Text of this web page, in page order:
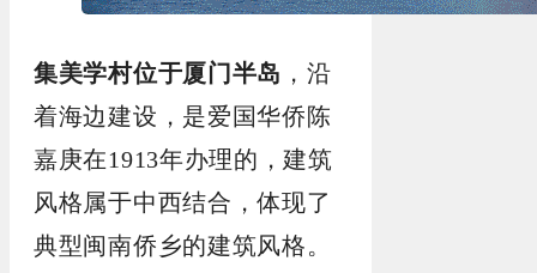
集美学村位于厦门半岛 ，沿
着海边建设，是爱国华侨陈
嘉庚在1913年办理的，建筑
风格属于中西结合，体现了
典型闽南侨乡的建筑风格。